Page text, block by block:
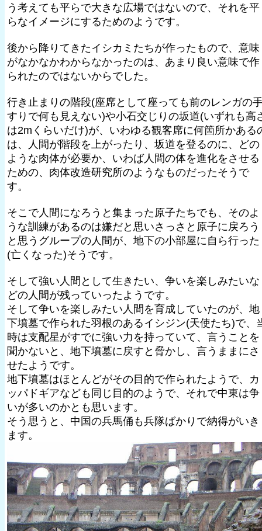
う考えても平らで大きな広場ではないので、それを平
らなイメージにするためのようです。
後から降りてきたイシカミたちが作ったもので、意味
がなかなかわからなかったのは、あまり良い意味で作
られたのではないからでした。
行き止まりの階段(座席として座っても前のレンガの
すりで何も見えない)や小石交じりの坂道(いずれも高
は2mくらいだけ)が、いわゆる観客席に何箇所かある
は、人間が階段を上がったり、坂道を登るのに、どの
ような肉体が必要か、いわば人間の体を進化をさせる
ための、肉体改造研究所のようなものだったそうで
す。
そこで人間になろうと集まった原子たちでも、そのよ
うな訓練があるのは嫌だと思いさっさと原子に戻ろう
と思うグループの人間が、地下の小部屋に自ら行った
(亡くなった)そうです。
そして強い人間として生きたい、争いを楽しみたいな
どの人間が残っていったようです。
そして争いを楽しみたい人間を育成していたのが、地
下墳墓で作られた羽根のあるイシジン(天使たち)で、
時は支配星がすでに強い力を持っていて、言うことを
聞かないと、地下墳墓に戻すと脅かし、言うままにさ
せたようです。
地下墳墓はほとんどがその目的で作られたようで、カ
ッパドギアなども同じ目的のようで、それで中東は争
いが多いのかとも思います。
そう思うと、中国の兵馬俑も兵隊ばかりで納得がいき
ます。